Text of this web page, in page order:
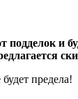
и
предела!